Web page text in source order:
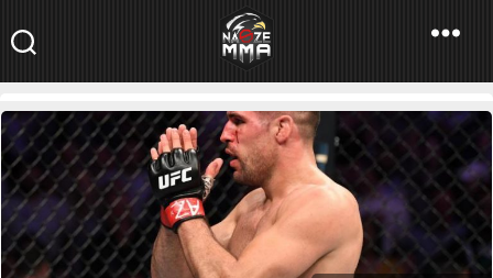
NaszeMMA
NaszeMMA.pl»Aktualności»Świat»UFC»UFC przygotowało nowy
termin walki Vicente Luque vs Randy Brown